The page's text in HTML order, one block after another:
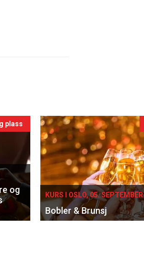
plass
og
KURS I OSLO, 05. SEPTEMBER
Bobler & Brunsj